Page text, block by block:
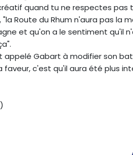
quand tu ne respectes pas
"la Route du Rhum n'aura pas la
et qu'on a le sentiment qu'il
appelé Gabart à modifier son
c'est qu'il aura été plus